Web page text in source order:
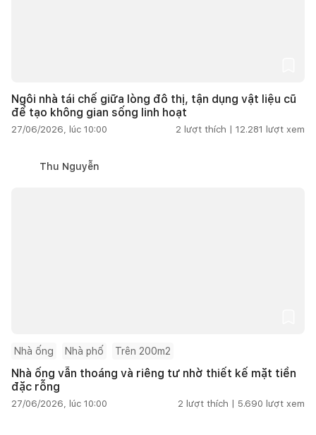
Ngôi nhà tái chế giữa lòng đô thị, tận dụng vật liệu cũ
để tạo không gian sống linh hoạt
27/06/2026, lúc 10:00 2 lượt thích | 12.281 lượt xem
Thu Nguyễn
Nhà ống Nhà phố Trên 200m2
Nhà ống vẫn thoáng và riêng tư nhờ thiết kế mặt tiền
đặc rỗng
27/06/2026, lúc 10:00 2 lượt thích | 5.690 lượt xem